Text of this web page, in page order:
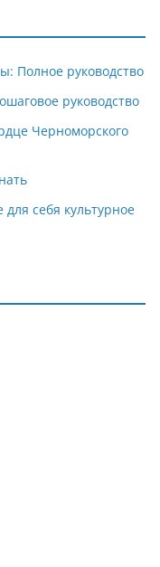
Полное руководство
руководство
Черноморского
себя культурное